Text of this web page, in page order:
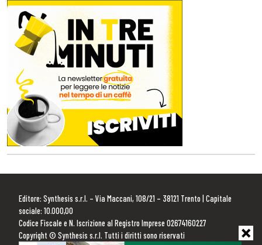
Editore: Synthesis s.r.l. – Via Maccani, 108/21 – 38121 Trento | Capitale
sociale: 10.000,00
Codice Fiscale e N. Iscrizione al Registro Imprese 02674160227
Copyright © Synthesis s.r.l. Tutti i diritti sono riservati